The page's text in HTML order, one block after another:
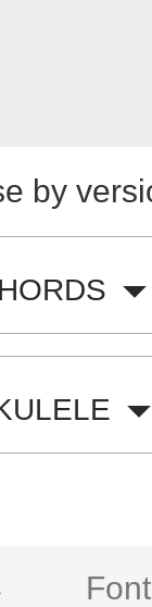
by